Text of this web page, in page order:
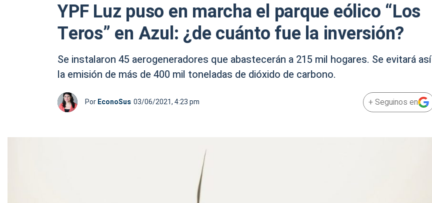
YPF Luz puso en marcha el parque eólico “Los
Teros” en Azul: ¿de cuánto fue la inversión?
Se instalaron 45 aerogeneradores que abastecerán a 215 mil hogares. Se evitará así
la emisión de más de 400 mil toneladas de dióxido de carbono.
PorEconoSus 03/06/2021, 4:23 pm + Seguinos en